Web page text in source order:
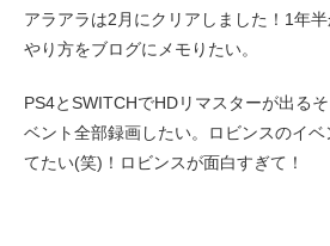
アラアラは2月にクリアしました！1年
やり方をブログにメモりたい。
PS4とSWITCHでHDリマスターが出る
ベント全部録画したい。ロビンスのイ
てたい(笑)！ロビンスが面白すぎて！